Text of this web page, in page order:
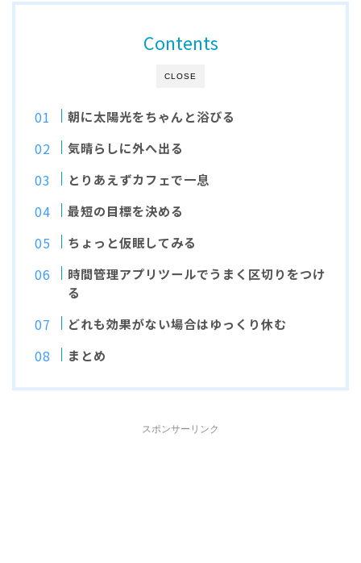
CLOSE
Contents
朝に太陽光をちゃんと浴びる
気晴らしに外へ出る
とりあえずカフェで一息
最短の目標を決める
ちょっと仮眠してみる
時間管理アプリツールでうまく区切りをつけ
る
どれも効果がない場合はゆっくり休む
まとめ
スポンサーリンク